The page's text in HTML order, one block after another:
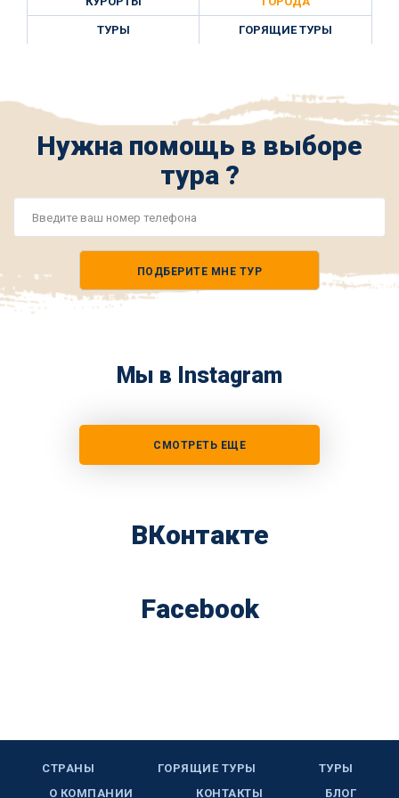
ТУРЫ ГОРЯЩИЕ ТУРЫ
Нужна помощь в выборе
тура ?
ПОДБЕРИТЕ МНЕ ТУР
Мы в Instagram
СМОТРЕТЬ ЕЩЕ
ВКонтакте
Facebook
СТРАНЫ ГОРЯЩИЕ ТУРЫ
ТУРЫ
О КОМПАНИИ
КОНТАКТЫ БЛОГ